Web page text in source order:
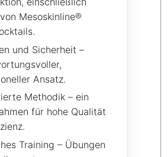
Mesoskinline®
und Sicherheit –
Ansatz.
Methodik – ein
für hohe Qualität
Training – Übungen